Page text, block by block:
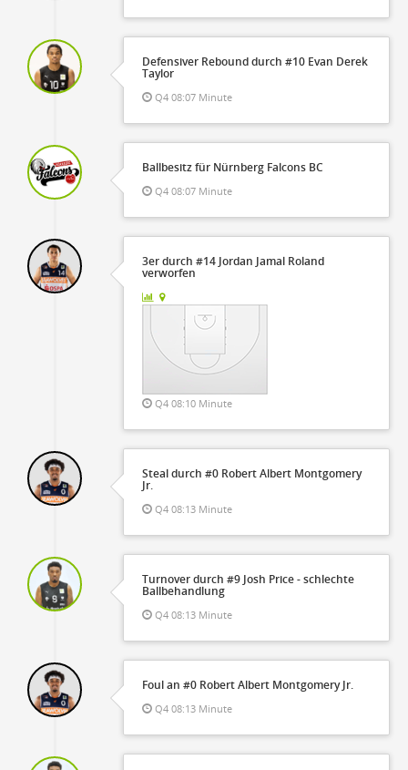
Defensiver Rebound durch #10 Evan Derek
Taylor
Q4 08:07 Minute
Ballbesitz für Nürnberg Falcons BC
Q4 08:07 Minute
3er durch #14 Jordan Jamal Roland
verworfen
Q4 08:10 Minute
Steal durch #0 Robert Albert Montgomery
Jr.
Q4 08:13 Minute
Turnover durch #9 Josh Price - schlechte
Ballbehandlung
Q4 08:13 Minute
Foul an #0 Robert Albert Montgomery Jr.
Q4 08:13 Minute